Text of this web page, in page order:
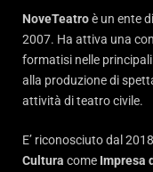
NoveTeatroè un ente
2007. Ha attiva una
formatisi nelle
alla produzione di
attività di teatro civile.
E’ riconosciuto dal
Cultura come Impresa